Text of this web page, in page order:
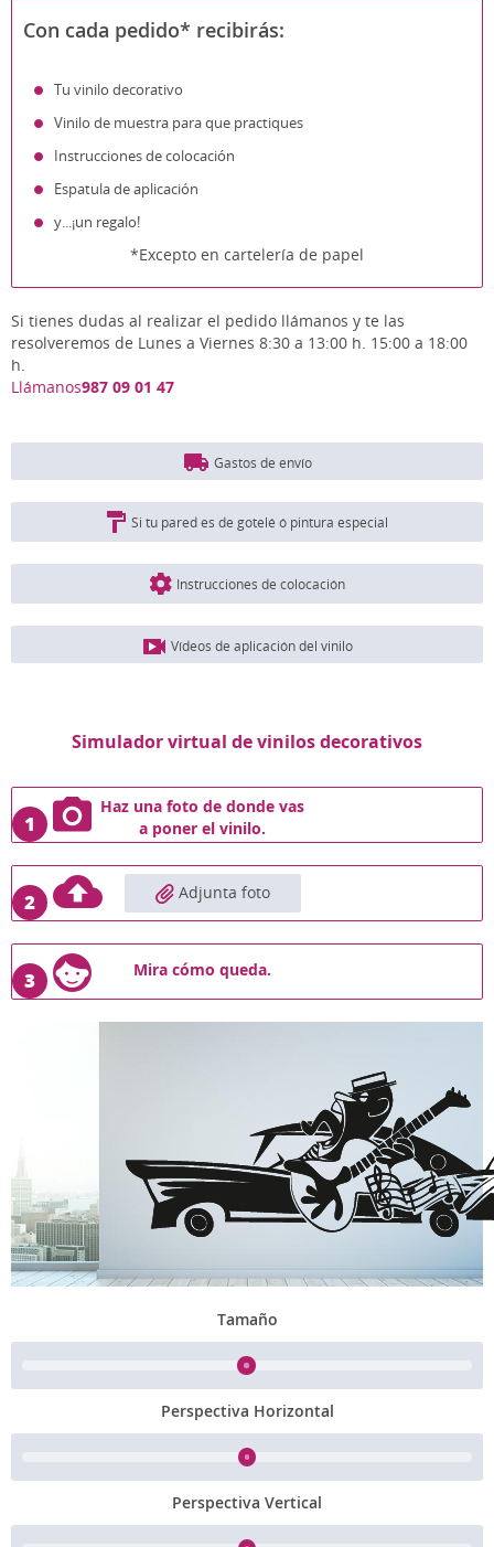
Con cada pedido* recibirás:
Tu vinilo decorativo
Vinilo de muestra para que practiques
Instrucciones de colocación
Espatula de aplicación
y...¡un regalo!
*Excepto en cartelería de papel
Si tienes dudas al realizar el pedido llámanos y te las
resolveremos de Lunes a Viernes 8:30 a 13:00 h. 15:00 a 18:00
h.
Llámanos987 09 01 47
Gastos de envío
Si tu pared es de gotelé ó pintura especial
Instrucciones de colocación
Vídeos de aplicación del vinilo
Simulador virtual de vinilos decorativos
1
Haz una foto de donde vas
a poner el vinilo.
2 Adjunta foto
3 Mira cómo queda.
Tamaño
Perspectiva Horizontal
Perspectiva Vertical